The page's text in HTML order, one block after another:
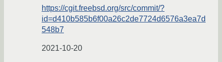
https://cgit.freebsd.org/src/commit/?
id=d410b585b6f00a26c2de7724d6576a3ea7d
548b7
2021-10-20